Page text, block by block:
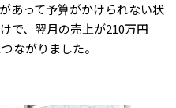
あって予算がかけられない状
で、翌月の売上が210万円
ながりました。